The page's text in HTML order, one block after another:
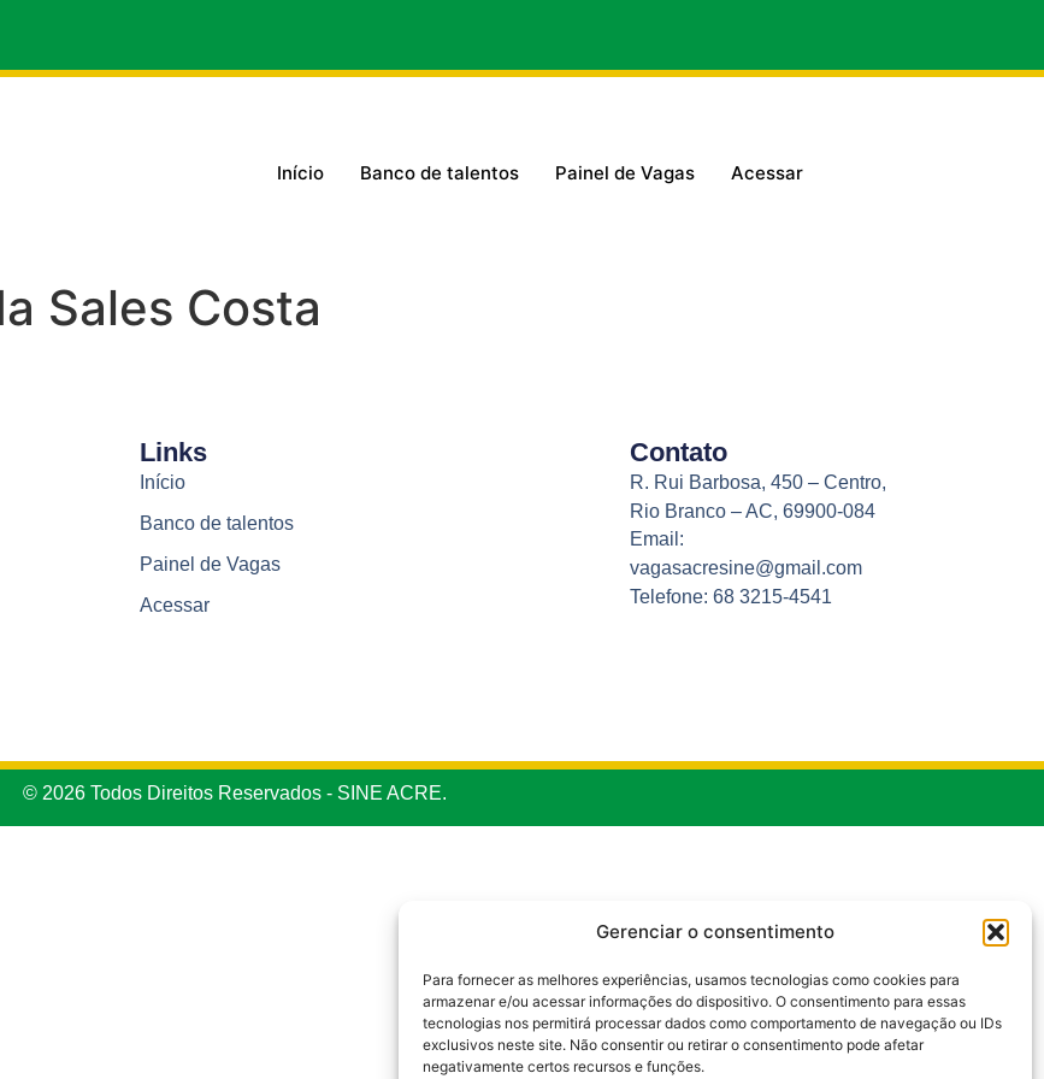
Gerenciar o consentimento
Para fornecer as melhores experiências, usamos tecnologias como cookies para
armazenar e/ou acessar informações do dispositivo. O consentimento para essas
tecnologias nos permitirá processar dados como comportamento de navegação ou IDs
exclusivos neste site. Não consentir ou retirar o consentimento pode afetar
negativamente certos recursos e funções.
Início Banco de talentos Painel de Vagas Acessar
Sales Costa
Links
Início
Banco de talentos
Painel de Vagas
Acessar
Contato
R. Rui Barbosa, 450 – Centro,
Rio Branco – AC, 69900-084
Email:
vagasacresine@gmail.com
Telefone: 68 3215-4541
© 2026 Todos Direitos Reservados - SINE ACRE.